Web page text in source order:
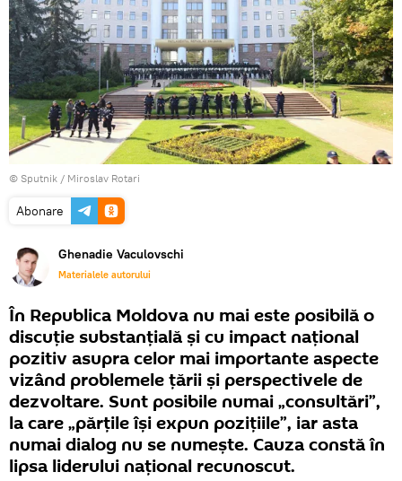
© Sputnik / Miroslav Rotari
Abonare
Ghenadie Vaculovschi
Materialele autorului
În Republica Moldova nu mai este posibilă o
discuţie substanţială şi cu impact naţional
pozitiv asupra celor mai importante aspecte
vizând problemele ţării şi perspectivele de
dezvoltare. Sunt posibile numai „consultări”,
la care „părţile îşi expun poziţiile”, iar asta
numai dialog nu se numeşte. Cauza constă în
lipsa liderului naţional recunoscut.